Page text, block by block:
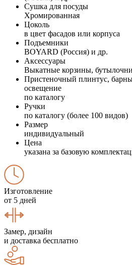
Сушка для посуды
Хромированная
Цоколь
в цвет фасадов или корпуса
Подъемники
BOYARD (Россия) и др.
Аксессуары
Выкатные корзины,
Пристеночный плинтус,
освещение
по каталогу
Ручки
по каталогу (более 100 видов)
Размер
индивидуальный
Цена
указана за базовую
Изготовление
от 5 дней
Замер, дизайн
и доставка бесплатно